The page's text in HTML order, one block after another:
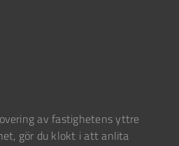
av fastighetens yttre
gör du klokt i att anlita